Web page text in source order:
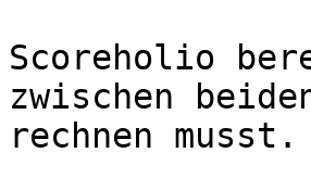
Scoreholio
zwischen
rechnen musst.